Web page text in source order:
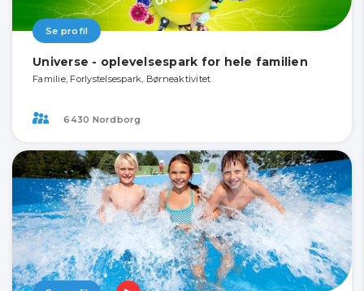
Se profil
Universe - oplevelsespark for hele familien
Familie, Forlystelsespark, Børneaktivitet
6430 Nordborg